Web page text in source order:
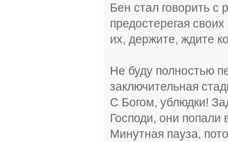
Бен стал говорить
предостерегая
их, держите, ждите
Не буду полностью
заключительная
С Богом, ублюдки!
Господи, они
Минутная пауза,